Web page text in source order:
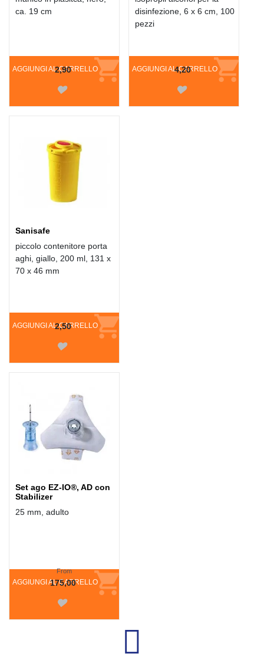
ca. 19 cm
AGGIUNGI AL CARRELLO
2,90
disinfezione, 6 x 6 cm, 100
pezzi
AGGIUNGI AL CARRELLO
4,20
Sanisafe
piccolo contenitore porta
aghi, giallo, 200 ml, 131 x
70 x 46 mm
AGGIUNGI AL CARRELLO
2,50
Set ago EZ-IO®, AD con
Stabilizer
25 mm, adulto
AGGIUNGI AL CARRELLO
From
175,00